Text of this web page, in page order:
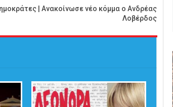
| Ανακοίνωσε νέο κόμμα ο Ανδρέας
Λοβέρδος